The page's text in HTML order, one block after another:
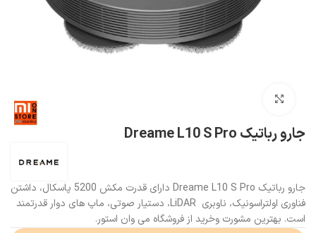
جارو رباتیک Dreame L10 S Pro
جارو رباتیک Dreame L10 S Pro دارای قدرت مکش 5200 پاسکال، داشتن
فناوری اولتراسونیک، ناوبری LiDAR، دستیار صوتی، ماپ‌ های دوار قدرتمند
است. بهترین مشورت وخرید از فروشگاه می وان استور.